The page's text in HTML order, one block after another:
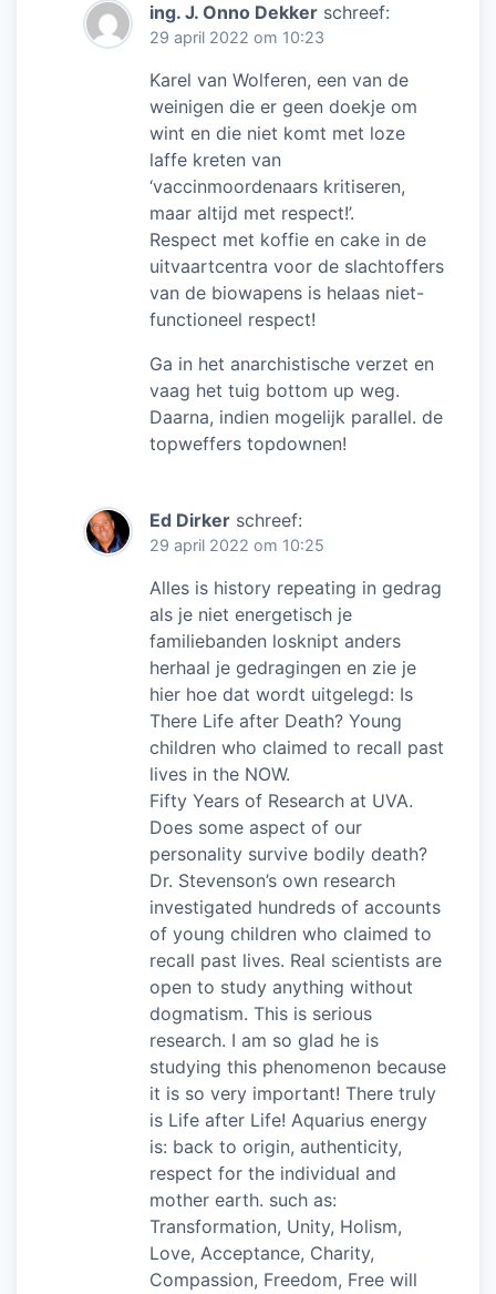
ing. J. Onno Dekker schreef:
29 april 2022 om 10:23
Karel van Wolferen, een van de
weinigen die er geen doekje om
wint en die niet komt met loze
laffe kreten van
‘vaccinmoordenaars kritiseren,
maar altijd met respect!’.
Respect met koffie en cake in de
uitvaartcentra voor de slachtoffers
van de biowapens is helaas niet-
functioneel respect!
Ga in het anarchistische verzet en
vaag het tuig bottom up weg.
Daarna, indien mogelijk parallel. de
topweffers topdownen!
Ed Dirker schreef:
29 april 2022 om 10:25
Alles is history repeating in gedrag
als je niet energetisch je
familiebanden losknipt anders
herhaal je gedragingen en zie je
hier hoe dat wordt uitgelegd: Is
There Life after Death? Young
children who claimed to recall past
lives in the NOW.
Fifty Years of Research at UVA.
Does some aspect of our
personality survive bodily death?
Dr. Stevenson’s own research
investigated hundreds of accounts
of young children who claimed to
recall past lives. Real scientists are
open to study anything without
dogmatism. This is serious
research. I am so glad he is
studying this phenomenon because
it is so very important! There truly
is Life after Life! Aquarius energy
is: back to origin, authenticity,
respect for the individual and
mother earth. such as:
Transformation, Unity, Holism,
Love, Acceptance, Charity,
Compassion, Freedom, Free will